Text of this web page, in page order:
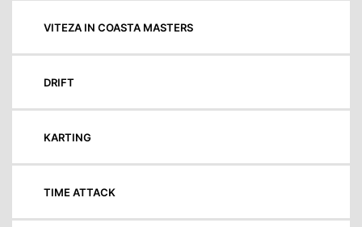
VITEZA IN COASTA MASTERS
DRIFT
KARTING
TIME ATTACK